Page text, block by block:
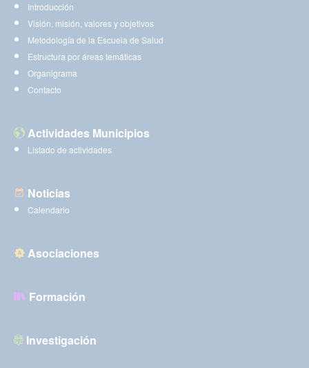
Introducción
Visión, misión, valores y objetivos
Metodología de la Escuela de Salud
Estructura por áreas temáticas
Organigrama
Contacto
Actividades Municipios
Listado de actividades
Noticias
Calendario
Asociaciones
Formación
Investigación